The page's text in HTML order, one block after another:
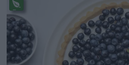
Pr
ze
pi
s
w
eg